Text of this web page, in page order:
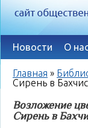
Новости О
Главная »
Сирень в
Возложение
Сирень в